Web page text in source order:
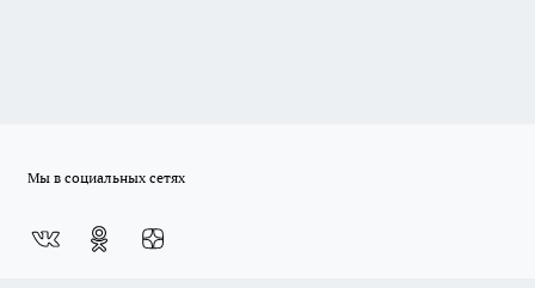
Мы в социальных сетях